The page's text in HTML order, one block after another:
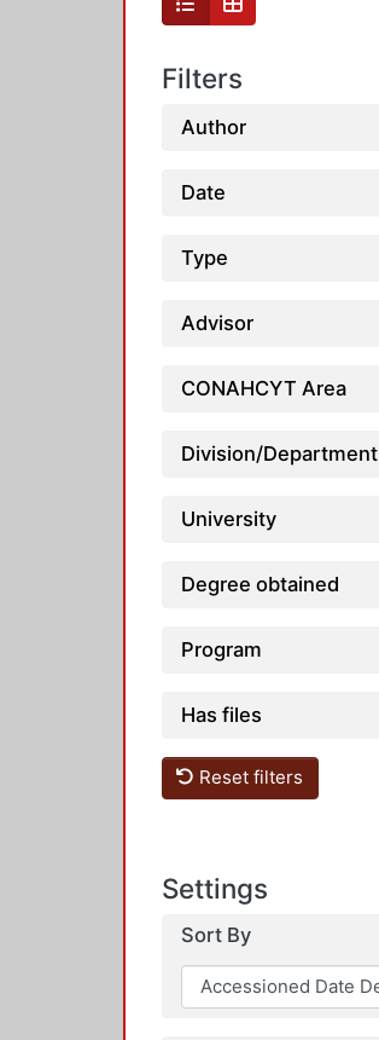
Filters
Author
Date
Type
Advisor
CONAHCYT Area
Division/Department
University
Degree obtained
Program
Has files
Reset filters
Settings
Sort By